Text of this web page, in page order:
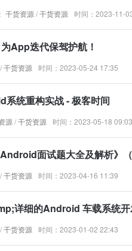
干货资源 /干货资源 时间：2023-11-
App迭代保驾护航！
/干货资源 时间：2023-05-24 17:35
统重构实战 - 极客时间
源 /干货资源 时间：2023-05-18 09:03
面试题大全及解析》
/干货资源 时间：2023-04-16 11:39
详细的Android 车载系统
/干货资源 时间：2023-01-02 22:43